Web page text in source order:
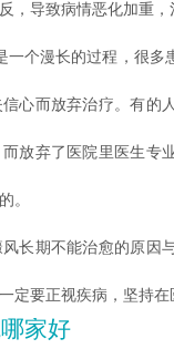
，导致病情恶化加重，
一个漫长的过程，很多
心而放弃治疗。有的
放弃了医院里医生专
。
长期不能治愈的原因
定要正视疾病，坚持在
家好